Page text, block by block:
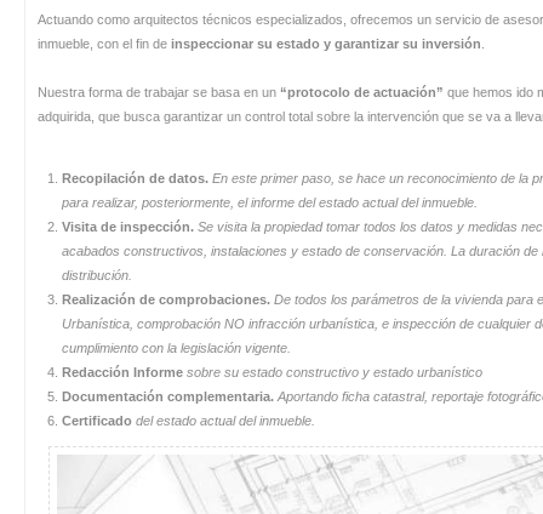
Actuando como arquitectos técnicos especializados, ofrecemos un servicio de
inmueble, con el fin de inspeccionar su estado y garantizar su inversión.
Nuestra forma de trabajar se basa en un “protocolo de actuación” que hemos ido
adquirida, que busca garantizar un control total sobre la intervención que se va a
Recopilación de datos. En este primer paso, se hace un reconocimiento de la
para realizar, posteriormente, el informe del estado actual del inmueble.
Visita de inspección. Se visita la propiedad tomar todos los datos y medidas
acabados constructivos, instalaciones y estado de conservación. La duración
distribución.
Realización de comprobaciones. De todos los parámetros de la vivienda para
Urbanística, comprobación NO infracción urbanística, e inspección de cualquier
cumplimiento con la legislación vigente.
Redacción Informe sobre su estado constructivo y estado urbanístico
Documentación complementaria.Aportando ficha catastral, reportaje
Certificado del estado actual del inmueble.